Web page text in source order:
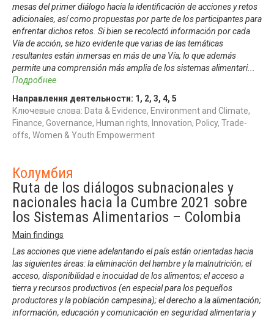
mesas del primer diálogo hacia la identificación de acciones y retos
adicionales, así como propuestas por parte de los participantes para
enfrentar dichos retos. Si bien se recolectó información por cada
Vía de acción, se hizo evidente que varias de las temáticas
resultantes están inmersas en más de una Vía; lo que además
permite una comprensión más amplia de los sistemas alimentari...
Подробнее
Направления деятельности: 1 , 2, 3, 4, 5
Ключевые слова: Data & Evidence, Environment and Climate,
Finance, Governance, Human rights, Innovation, Policy, Trade-
offs, Women & Youth Empowerment
Колумбия
Ruta de los diálogos subnacionales y
nacionales hacia la Cumbre 2021 sobre
los Sistemas Alimentarios – Colombia
Main findings
Las acciones que viene adelantando el país están orientadas hacia
las siguientes áreas: la eliminación del hambre y la malnutrición; el
acceso, disponibilidad e inocuidad de los alimentos; el acceso a
tierra y recursos productivos (en especial para los pequeños
productores y la población campesina); el derecho a la alimentación;
información, educación y comunicación en seguridad alimentaria y